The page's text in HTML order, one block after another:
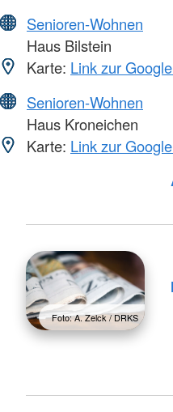
Senioren-Wohnen
Haus Bilstein
Karte: Link zur
Senioren-Wohnen
Haus Kroneichen
Karte: Link zur
Foto: A. Zelck / DRKS